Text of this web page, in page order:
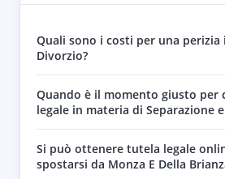
Quali sono i costi per una perizia
Divorzio?
Quando è il momento giusto per
legale in materia di Separazione
Si può ottenere tutela legale
spostarsi da Monza E Della